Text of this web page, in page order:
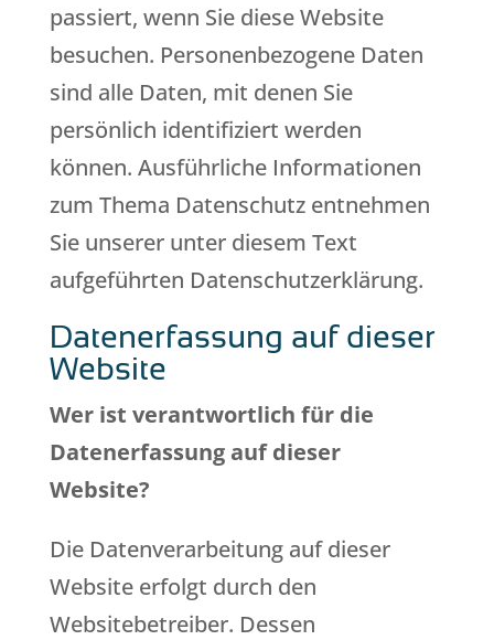
passiert, wenn Sie diese Website
besuchen. Personenbezogene Daten
sind alle Daten, mit denen Sie
persönlich identifiziert werden
können. Ausführliche Informationen
zum Thema Datenschutz entnehmen
Sie unserer unter diesem Text
aufgeführten Datenschutzerklärung.
Datenerfassung auf dieser
Website
Wer ist verantwortlich für die
Datenerfassung auf dieser
Website?
Die Datenverarbeitung auf dieser
Website erfolgt durch den
Websitebetreiber. Dessen